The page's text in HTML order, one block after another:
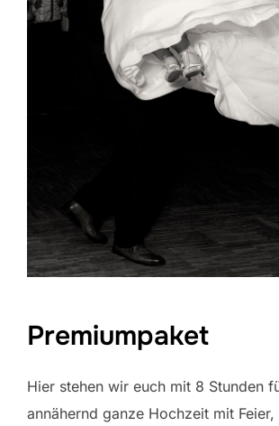
Premiumpaket
Hier stehen wir euch mit 8 Stunden
annähernd ganze Hochzeit mit Feier,